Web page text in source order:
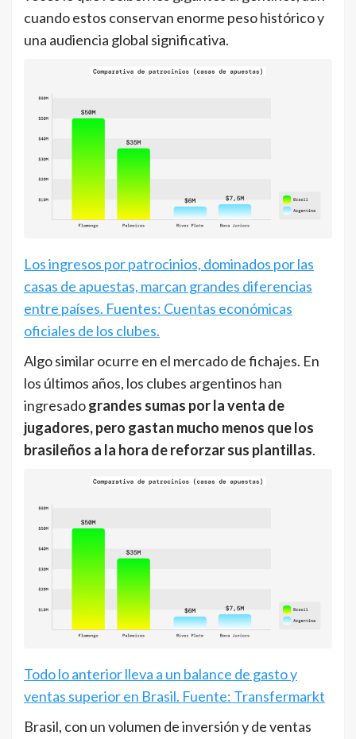
cuando estos conservan enorme peso histórico y
una audiencia global significativa.
Los ingresos por patrocinios, dominados por las
casas de apuestas, marcan grandes diferencias
entre países. Fuentes: Cuentas económicas
oficiales de los clubes.
Algo similar ocurre en el mercado de fichajes. En
los últimos años, los clubes argentinos han
ingresadograndes sumas por la venta de
jugadores, pero gastan mucho menos que los
brasileños a la hora de reforzar sus plantillas.
Todo lo anterior lleva a un balance de gasto y
ventas superior en Brasil. Fuente: Transfermarkt
Brasil, con un volumen de inversión y de ventas